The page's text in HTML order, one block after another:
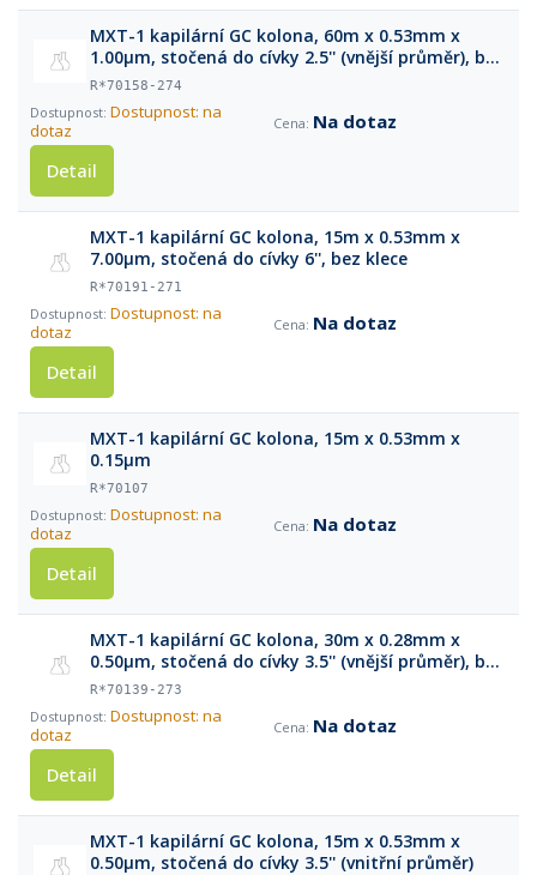
MXT-1 kapilární GC kolona, 60m x 0.53mm x
1.00μm, stočená do cívky 2.5'' (vnější průměr), bez
klece
R*70158-274
Dostupnost: na
dotaz
Na dotaz
Detail
MXT-1 kapilární GC kolona, 15m x 0.53mm x
7.00μm, stočená do cívky 6'', bez klece
R*70191-271
Dostupnost: na
dotaz
Na dotaz
Detail
MXT-1 kapilární GC kolona, 15m x 0.53mm x
0.15μm
R*70107
Dostupnost: na
dotaz
Na dotaz
Detail
MXT-1 kapilární GC kolona, 30m x 0.28mm x
0.50μm, stočená do cívky 3.5'' (vnější průměr), bez
klece
R*70139-273
Dostupnost: na
dotaz
Na dotaz
Detail
MXT-1 kapilární GC kolona, 15m x 0.53mm x
0.50μm, stočená do cívky 3.5'' (vnitřní průměr)